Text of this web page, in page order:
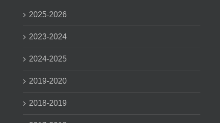
2025-2026
2023-2024
2024-2025
2019-2020
2018-2019